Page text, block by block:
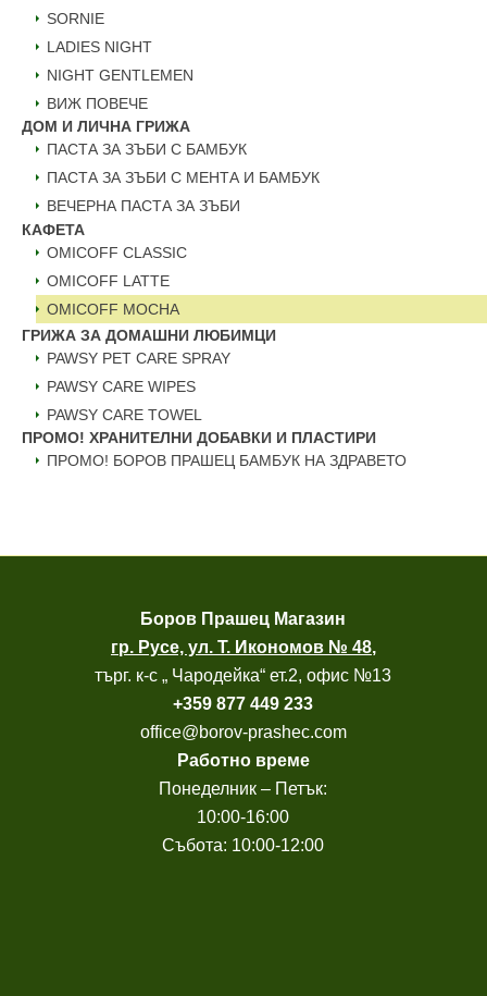
SORNIE
LADIES NIGHT
NIGHT GENTLEMEN
ВИЖ ПОВЕЧЕ
ДОМ И ЛИЧНА ГРИЖА
ПАСТА ЗА ЗЪБИ С БАМБУК
ПАСТА ЗА ЗЪБИ С МЕНТА И БАМБУК
ВЕЧЕРНА ПАСТА ЗА ЗЪБИ
КАФЕТА
OMICOFF CLASSIC
OMICOFF LATTE
OMICOFF MOCHA
ГРИЖА ЗА ДОМАШНИ ЛЮБИМЦИ
PAWSY PET CARE SPRAY
PAWSY CARE WIPES
PAWSY CARE TOWEL
ПРОМО! ХРАНИТЕЛНИ ДОБАВКИ И ПЛАСТИРИ
ПРОМО! БОРОВ ПРАШЕЦ БАМБУК НА ЗДРАВЕТО
Боров Прашец Магазин
гр. Русе, ул. Т. Икономов № 48,
търг. к-с „ Чародейка“ ет.2, офис №13
+359 877 449 233
office@borov-prashec.com
Работно време
Понеделник – Петък:
10:00-16:00
Събота: 10:00-12:00